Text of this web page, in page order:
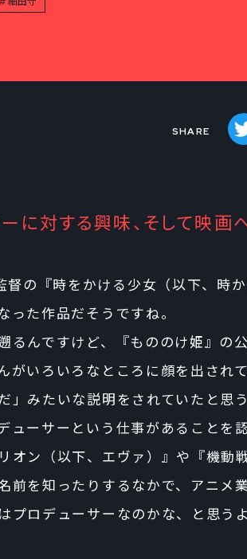
に対する興味、そして映画
督の『時をかける少女（以下、時
った作品だそうですね。
るんですけど、『もののけ姫』の
がいろいろなところに顔を出され
」みたいな説明をされていたと思
ューサーという仕事があることを
オン（以下、エヴァ）』や『機動
前を知ったりするなかで、アニメ
プロデューサーなのかな、と思う